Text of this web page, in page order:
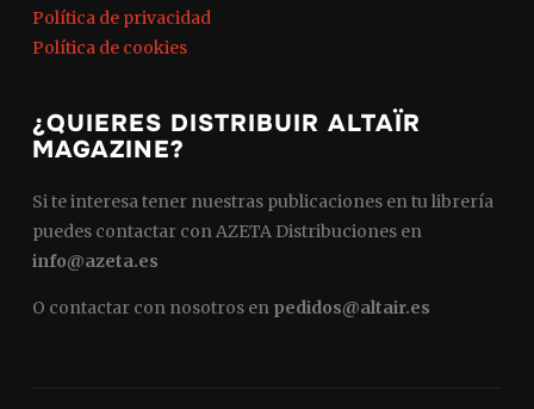
Política de privacidad
Política de cookies
¿QUIERES DISTRIBUIR ALTAÏR
MAGAZINE?
Si te interesa tener nuestras publicaciones en tu librería
puedes contactar con AZETA Distribuciones en
info@azeta.es
O contactar con nosotros en pedidos@altair.es